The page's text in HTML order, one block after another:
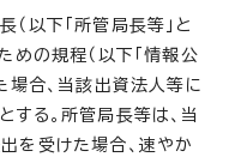
以下「所管局長等」と
めの規程（以下「情報公
場合、当該出資法人等に
る。所管局長等は、当
を受けた場合、速やか